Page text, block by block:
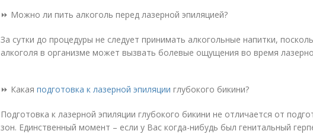
⏩ Можно ли пить алкоголь перед лазерной эпиляцией?
За сутки до процедуры не следует принимать алкогольные напитки,
алкоголя в организме может вызвать болевые ощущения во время
⏩ Какая подготовка к лазерной эпиляции глубокого бикини?
Подготовка к лазерной эпиляции глубокого бикини не отличается от
зон. Единственный момент – если у Вас когда-нибудь был генитальный